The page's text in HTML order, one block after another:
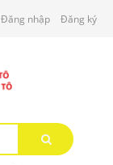
Đăng nhập Đăng ký